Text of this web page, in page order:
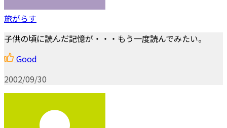
旅がらす
子供の頃に読んだ記憶が・・・もう一度読んでみたい。
Good
2002/09/30